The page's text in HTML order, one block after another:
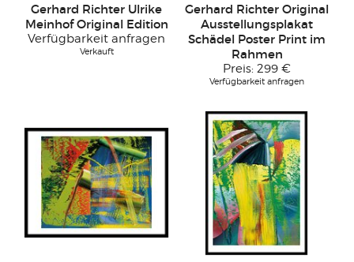
Gerhard Richter Ulrike
Meinhof Original Edition
Verfügbarkeit anfragen
Verkauft
Gerhard Richter Original
Ausstellungsplakat
Schädel Poster Print im
Rahmen
Preis: 299 €
Verfügbarkeit anfragen